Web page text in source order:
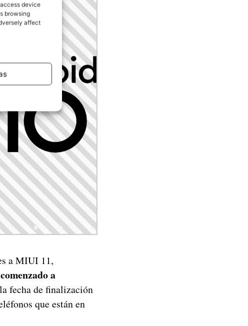
device
browsing
affect
a MIUI 11,
a
fecha de finalización
que están en